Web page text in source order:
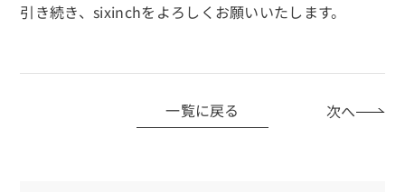
引き続き、sixinchをよろしくお願いいたします。
一覧に戻る 次へ